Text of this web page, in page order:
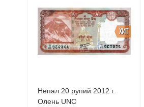
ХИТ
Непал 20 рупий 2012 г.
Олень UNC